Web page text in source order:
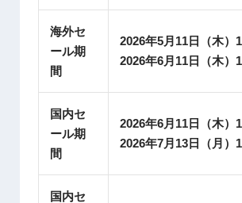
海外セ
ール期
間
2026年5月11日（木
2026年6月11日（木）
国内セ
ール期
間
2026年6月11日（木
2026年7月13日（月）
国内セ